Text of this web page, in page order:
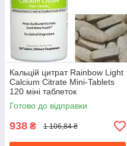
Кальцій цитрат Rainbow Light
Calcium Citrate Mini-Tablets
120 міні таблеток
Готово до відправки
938 ₴ 1 106,84 ₴